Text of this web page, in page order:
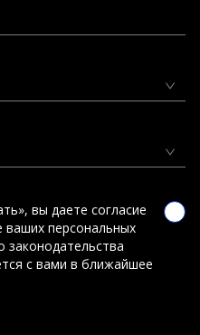
вы даете согласие
ваших персональных
законодательства
с вами в ближайшее